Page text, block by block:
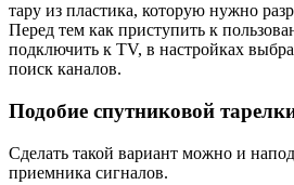
тару из пластика, которую нужно
Перед тем как приступить к
подключить к TV, в настройках
поиск каналов.
Подобие спутниковой
Сделать такой вариант можно и
приемника сигналов.